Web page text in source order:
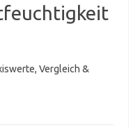
Vergleich &